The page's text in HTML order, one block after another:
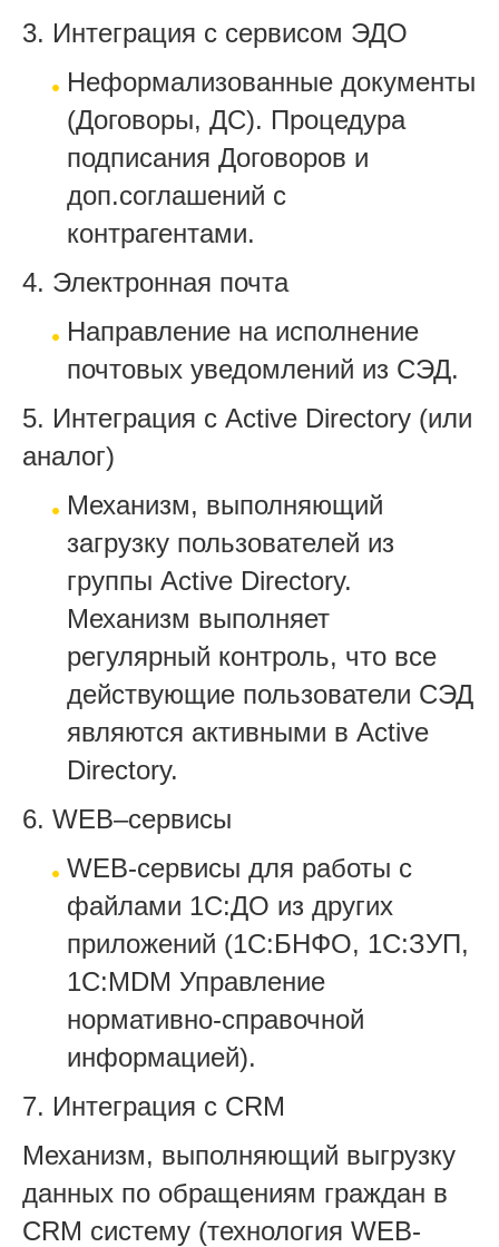
3. Интеграция с сервисом ЭДО
Неформализованные документы
(Договоры, ДС). Процедура
подписания Договоров и
доп.соглашений с
контрагентами.
4. Электронная почта
Направление на исполнение
почтовых уведомлений из СЭД.
5. Интеграция с Active Directory (или
аналог)
Механизм, выполняющий
загрузку пользователей из
группы Active Directory.
Механизм выполняет
регулярный контроль, что все
действующие пользователи СЭД
являются активными в Active
Directory.
6. WEB–сервисы
WEB-сервисы для работы с
файлами 1С:ДО из других
приложений (1С:БНФО, 1С:ЗУП,
1С:MDM Управление
нормативно-справочной
информацией).
7. Интеграция с CRM
Механизм, выполняющий выгрузку
данных по обращениям граждан в
CRM систему (технология WEB-